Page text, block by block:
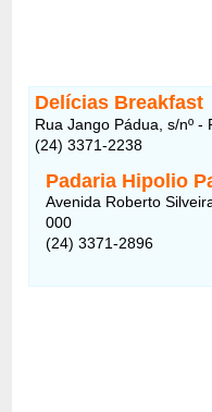
Delícias Breakfast
Rua Jango Pádua, s/nº -
(24) 3371-2238
Padaria Hipolio
Avenida Roberto
000
(24) 3371-2896